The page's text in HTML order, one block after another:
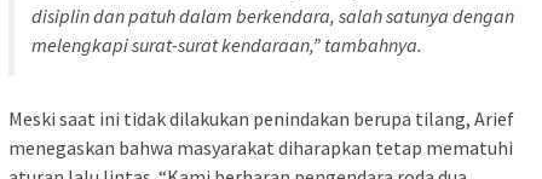
disiplin dan patuh dalam berkendara, salah satunya dengan
melengkapi surat-surat kendaraan,” tambahnya.
Meski saat ini tidak dilakukan penindakan berupa tilang, Arief
menegaskan bahwa masyarakat diharapkan tetap mematuhi